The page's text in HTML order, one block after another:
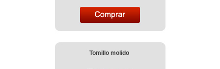
Tomillo molido